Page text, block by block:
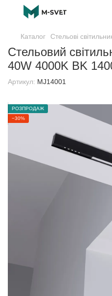
Каталог Стельові
Стельовий
40W 4000K BK
Артикул: MJ14001
РОЗПРОДАЖ
−30%